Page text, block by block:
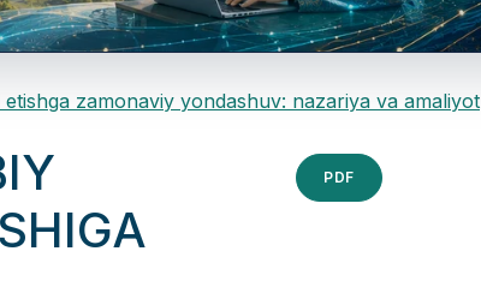
zamonaviy yondashuv: nazariya va amaliyot
PDF